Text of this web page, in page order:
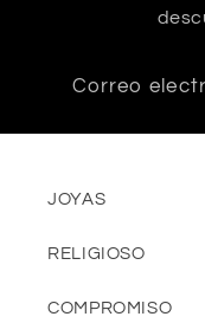
Correo
JOYAS
RELIGIOSO
COMPROMISO